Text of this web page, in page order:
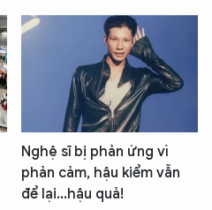
Nghệ sĩ bị phản ứng vì
phản cảm, hậu kiểm vẫn
để lại...hậu quả!